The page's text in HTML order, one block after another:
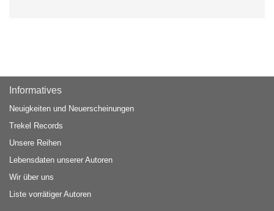
Informatives
Neuigkeiten und Neuerscheinungen
Trekel Records
Unsere Reihen
Lebensdaten unserer Autoren
Wir über uns
Liste vorrätiger Autoren